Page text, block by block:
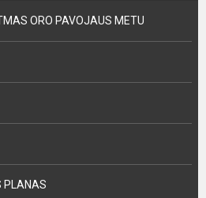
ORO PAVOJAUS METU
PLANAS